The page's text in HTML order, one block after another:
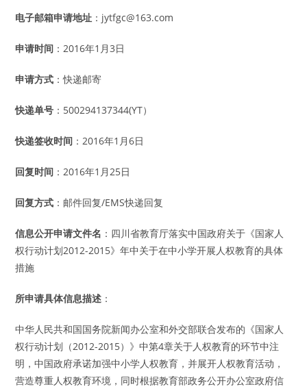
电子邮箱申请地址 ：jytfgc@163.com
申请时间 ：2016年1月3日
申请方式 ：快递邮寄
快递单号 ：500294137344(YT）
快递签收时间 ：2016年1月6日
回复时间 ：2016年1月25日
回复方式 ：邮件回复/EMS快递回复
信息公开申请文件名 ：四川省教育厅落实中国政府关于《国家人
权行动计划2012-2015》年中关于在中小学开展人权教育的具体
措施
所申请具体信息描述 ：
中华人民共和国国务院新闻办公室和外交部联合发布的《国家人
权行动计划（2012-2015）》中第4章关于人权教育的环节中注
明，中国政府承诺加强中小学人权教育，并展开人权教育活动，
营造尊重人权教育环境，同时根据教育部政务公开办公室政府信